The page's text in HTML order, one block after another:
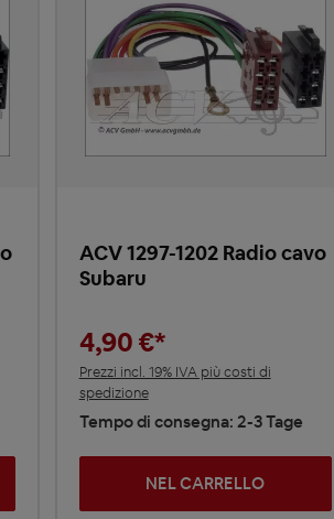
ACV 1297-1202 Radio cavo
Subaru
4,90 €*
Prezzi incl. 19% IVA più costi di
spedizione
Tempo di consegna: 2-3 Tage
NEL CARRELLO